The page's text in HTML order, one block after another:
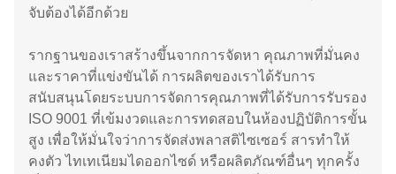
จับต้องได้อีกด้วย
รากฐานของเราสร้างขึ้นจากการจัดหา คุณภาพที่มั่นคง
และราคาที่แข่งขันได้ การผลิตของเราได้รับการ
สนับสนุนโดยระบบการจัดการคุณภาพที่ได้รับการรับรอง
ISO 9001 ที่เข้มงวดและการทดสอบในห้องปฏิบัติการขั้น
สูง เพื่อให้มั่นใจว่าการจัดส่งพลาสติไซเซอร์ สารทำให้
คงตัว ไทเทเนียมไดออกไซด์ หรือผลิตภัณฑ์อื่นๆ ทุกครั้ง